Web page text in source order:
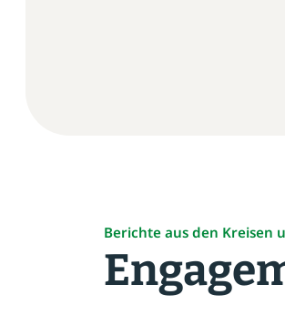
Berichte aus den Kreisen